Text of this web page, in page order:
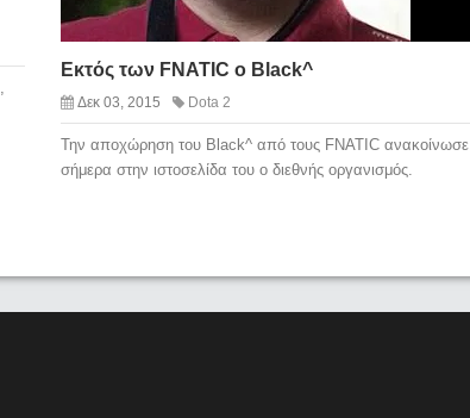
Εκτός των FNATIC o Black^
Δεκ 03, 2015 Dota 2
Την αποχώρηση του Black^ από τους FNATIC ανακοίνωσε
σήμερα στην ιστοσελίδα του ο διεθνής οργανισμός.